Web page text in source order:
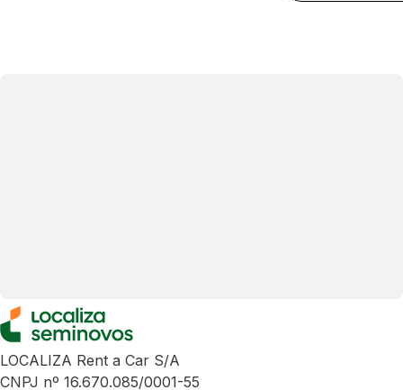
LOCALIZA Rent a Car S/A
CNPJ nº 16.670.085/0001-55